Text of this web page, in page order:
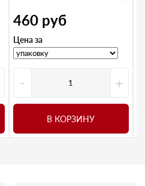
460 руб
Цена за
- +
В КОРЗИНУ